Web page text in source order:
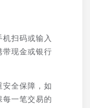
机扫码或输入
带现金或银行
安全保障，如
一笔交易的